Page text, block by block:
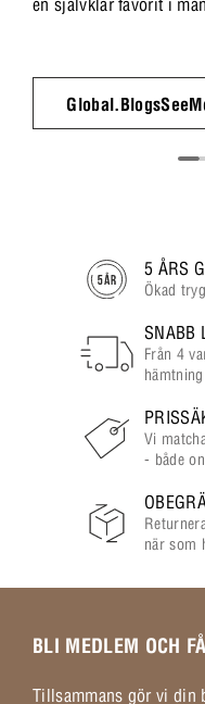
en självklar favorit i
5 ÅRS
Ökad
SNABB
Från 4
Vi
- både
när som
BLI MEDLEM OCH
Tillsammans gör vi din